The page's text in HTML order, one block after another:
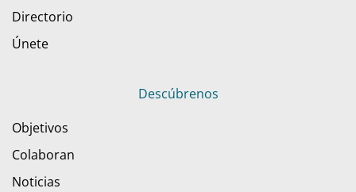
Directorio
Únete
Descúbrenos
Objetivos
Colaboran
Noticias